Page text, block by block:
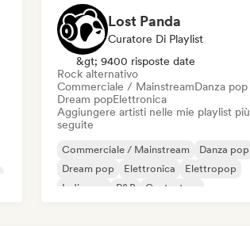
Lost Panda
Curatore Di Playlist
&gt; 9400 risposte date
Rock alternativo
Commerciale / MainstreamDanza pop
Dream popElettronica
Aggiungere artisti nelle mie playlist più
seguite
Commerciale / Mainstream
Danza pop
Dream pop
Elettronica
Elettropop
Indie pop
R&B Cantautore